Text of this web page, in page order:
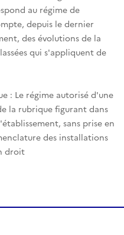
au régime de
depuis le dernier
des évolutions de la
qui s'appliquent de
: Le régime autorisé d'une
la rubrique figurant dans
sans prise en
des installations
droit